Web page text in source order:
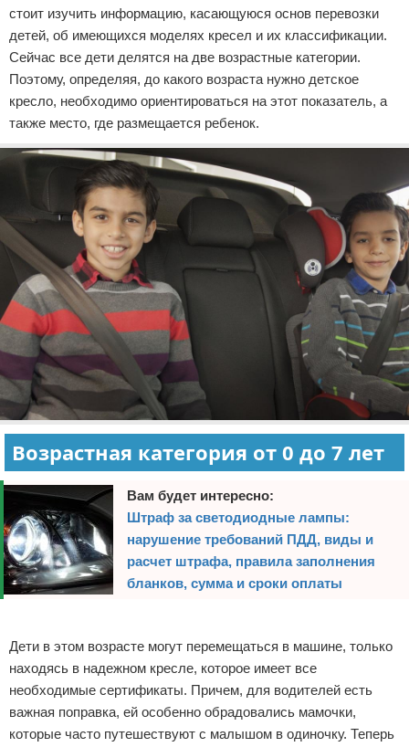
стоит изучить информацию, касающуюся основ перевозки
детей, об имеющихся моделях кресел и их классификации.
Сейчас все дети делятся на две возрастные категории.
Поэтому, определяя, до какого возраста нужно детское
кресло, необходимо ориентироваться на этот показатель, а
также место, где размещается ребенок.
Возрастная категория от 0 до 7 лет
Вам будет интересно:
Штраф за светодиодные лампы:
нарушение требований ПДД, виды и
расчет штрафа, правила заполнения
бланков, сумма и сроки оплаты
Дети в этом возрасте могут перемещаться в машине, только
находясь в надежном кресле, которое имеет все
необходимые сертификаты. Причем, для водителей есть
важная поправка, ей особенно обрадовались мамочки,
которые часто путешествуют с малышом в одиночку. Теперь